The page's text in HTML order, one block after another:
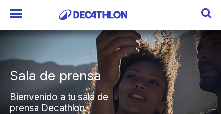
Sala de prensa
Bienvenido a tu sala de
prensa Decathlon.
Sala de prensa
Bienvenido a tu sala de
prensa Decathlon.